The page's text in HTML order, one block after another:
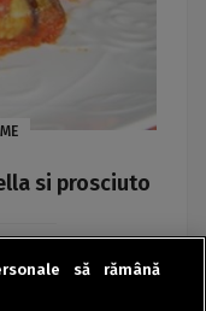
si prosciuto
să rămână